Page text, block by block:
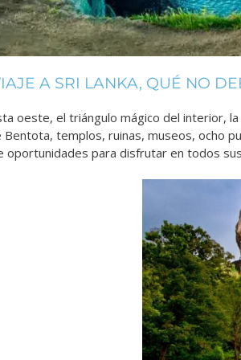
A SRI LANKA, QUÉ NO
oeste, el triángulo mágico del interior,
Bentota, templos, ruinas, museos, ocho
para disfrutar en todos sus